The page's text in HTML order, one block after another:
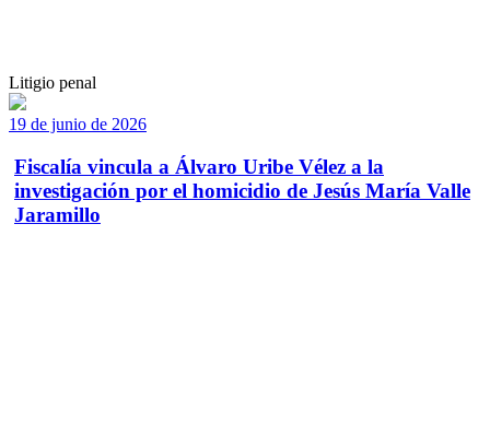
Litigio penal
19 de junio de 2026
Fiscalía vincula a Álvaro Uribe Vélez a la
investigación por el homicidio de Jesús María Valle
Jaramillo